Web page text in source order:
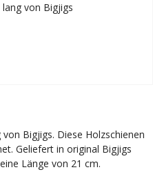
lang von Bigjigs
Bigjigs. Diese Holzschienen
Geliefert in original Bigjigs
Länge von 21 cm.